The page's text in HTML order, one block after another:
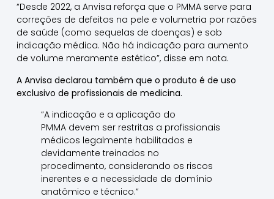
“Desde 2022, a Anvisa reforça que o PMMA serve para
correções de defeitos na pele e volumetria por razões
de saúde (como sequelas de doenças) e sob
indicação médica. Não há indicação para aumento
de volume meramente estético”, disse em nota.
A Anvisa declarou também que o produto é de uso
exclusivo de profissionais de medicina.
“A indicação e a aplicação do
PMMA devem ser restritas a profissionais
médicos legalmente habilitados e
devidamente treinados no
procedimento, considerando os riscos
inerentes e a necessidade de domínio
anatômico e técnico.”